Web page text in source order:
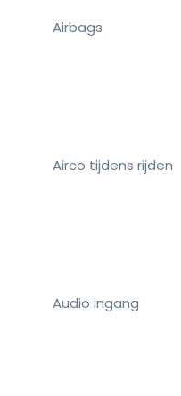
Airbags
Airco tijdens rijden
Audio ingang